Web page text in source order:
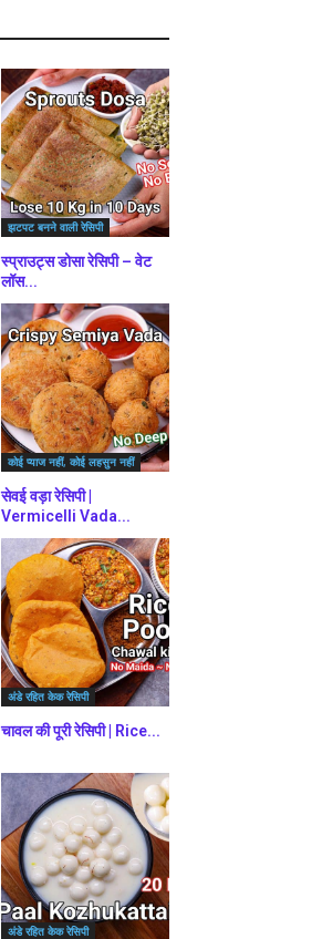
झटपट बनने वाली रेसिपी
स्प्राउट्स डोसा रेसिपी – वेट
लॉस...
कोई प्याज नहीं, कोई लहसुन नहीं
सेवई वड़ा रेसिपी |
Vermicelli Vada...
अंडे रहित केक रेसिपी
चावल की पूरी रेसिपी | Rice...
अंडे रहित केक रेसिपी